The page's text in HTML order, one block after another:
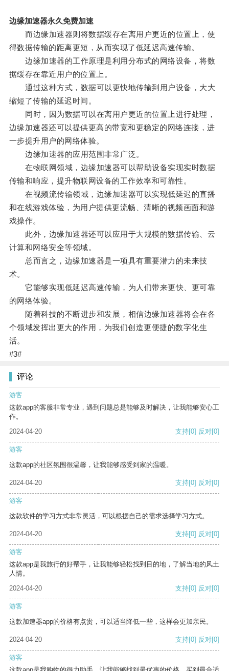
边缘加速器永久免费加速
而边缘加速器则将数据缓存在离用户更近的位置上，使
得数据传输的距离更短，从而实现了低延迟高速传输。
边缘加速器的工作原理是利用分布式的网络设备，将数
据缓存在靠近用户的位置上。
通过这种方式，数据可以更快地传输到用户设备，大大
缩短了传输的延迟时间。
同时，因为数据可以在离用户更近的位置上进行处理，
边缘加速器还可以提供更高的带宽和更稳定的网络连接，进
一步提升用户的网络体验。
边缘加速器的应用范围非常广泛。
在物联网领域，边缘加速器可以帮助设备实现实时数据
传输和响应，提升物联网设备的工作效率和可靠性。
在视频流传输领域，边缘加速器可以实现低延迟的直播
和在线游戏体验，为用户提供更流畅、清晰的视频画面和游
戏操作。
此外，边缘加速器还可以应用于大规模的数据传输、云
计算和网络安全等领域。
总而言之，边缘加速器是一项具有重要潜力的未来技
术。
它能够实现低延迟高速传输，为人们带来更快、更可靠
的网络体验。
随着科技的不断进步和发展，相信边缘加速器将会在各
个领域发挥出更大的作用，为我们创造更便捷的数字化生
活。
#3#
评论
游客
这款app的客服非常专业，遇到问题总是能够及时解决，让我能够安心工
作。
2024-04-20
支持[0] 反对[0]
游客
这款app的社区氛围很温馨，让我能够感受到家的温暖。
2024-04-20 支持[0] 反对[0]
游客
这款软件的学习方式非常灵活，可以根据自己的需求选择学习方式。
2024-04-20 支持[0] 反对[0]
游客
这款app是我旅行的好帮手，让我能够轻松找到目的地，了解当地的风土
人情。
2024-04-20
支持[0] 反对[0]
游客
这款加速器app的价格有点贵，可以适当降低一些，这样会更加亲民。
2024-04-20 支持[0] 反对[0]
游客